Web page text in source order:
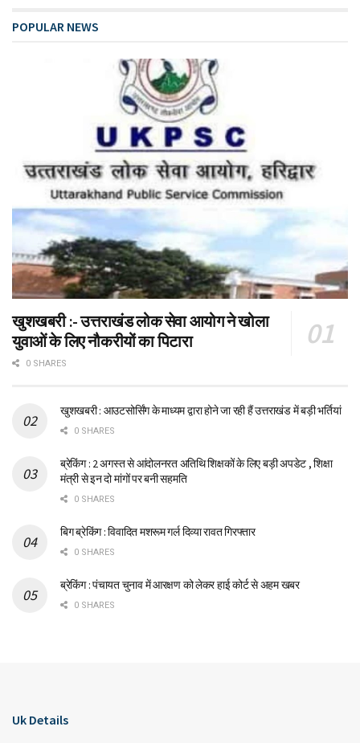
POPULAR NEWS
खुशखबरी :- उत्तराखंड लोक सेवा आयोग ने खोला
युवाओं के लिए नौकरीयों का पिटारा
0 SHARES
खुशखबरी : आउटसोर्सिंग के माध्यम द्वारा होने जा रही हैं उत्तराखंड में बड़ी भर्तियां
0 SHARES
ब्रेकिंग : 2 अगस्त से आंदोलनरत अतिथि शिक्षकों के लिए बड़ी अपडेट , शिक्षा
मंत्री से इन दो मांगों पर बनी सहमति
0 SHARES
बिग ब्रेकिंग : विवादित मशरूम गर्ल दिव्या रावत गिरफ्तार
0 SHARES
ब्रेकिंग : पंचायत चुनाव में आरक्षण को लेकर हाई कोर्ट से अहम खबर
0 SHARES
Uk Details